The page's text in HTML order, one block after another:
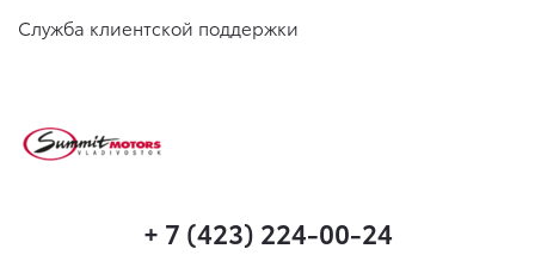
Служба клиентской поддержки
+ 7 (423) 224-00-24